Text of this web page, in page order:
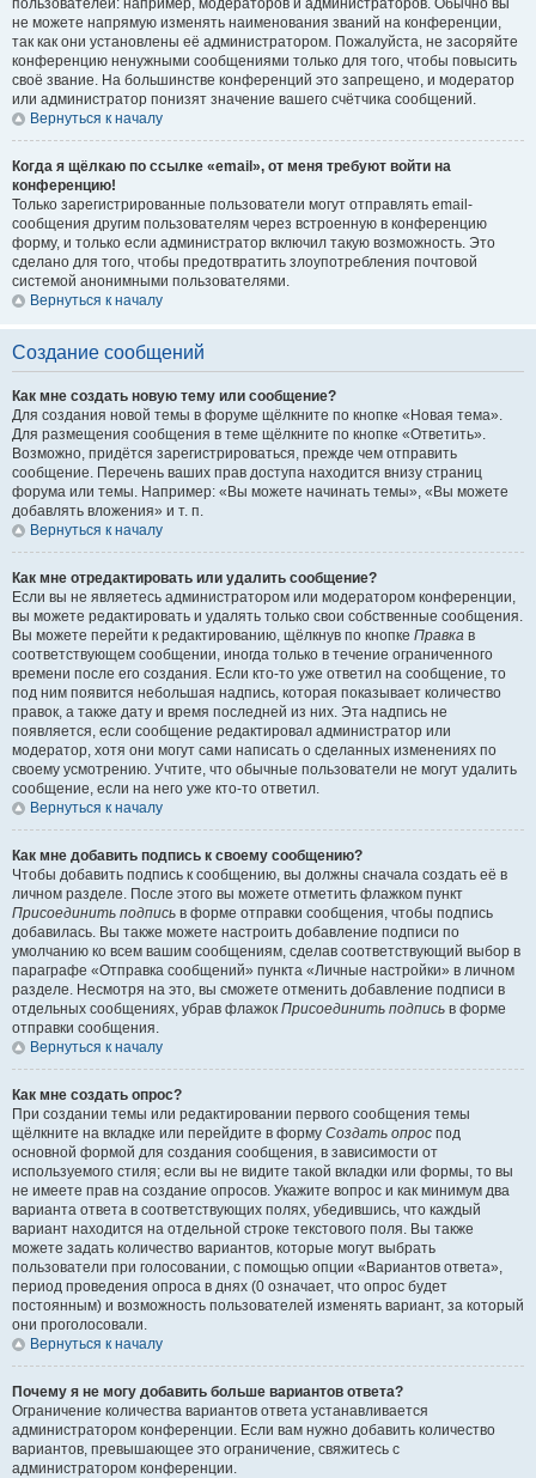
пользователей: например, модераторов и администраторов. Обычно вы
не можете напрямую изменять наименования званий на конференции,
так как они установлены её администратором. Пожалуйста, не засоряйте
конференцию ненужными сообщениями только для того, чтобы повысить
своё звание. На большинстве конференций это запрещено, и модератор
или администратор понизят значение вашего счётчика сообщений.
Вернуться к началу
Когда я щёлкаю по ссылке «email», от меня требуют войти на
конференцию!
Только зарегистрированные пользователи могут отправлять email-
сообщения другим пользователям через встроенную в конференцию
форму, и только если администратор включил такую возможность. Это
сделано для того, чтобы предотвратить злоупотребления почтовой
системой анонимными пользователями.
Вернуться к началу
Создание сообщений
Как мне создать новую тему или сообщение?
Для создания новой темы в форуме щёлкните по кнопке «Новая тема».
Для размещения сообщения в теме щёлкните по кнопке «Ответить».
Возможно, придётся зарегистрироваться, прежде чем отправить
сообщение. Перечень ваших прав доступа находится внизу страниц
форума или темы. Например: «Вы можете начинать темы», «Вы можете
добавлять вложения» и т. п.
Вернуться к началу
Как мне отредактировать или удалить сообщение?
Если вы не являетесь администратором или модератором конференции,
вы можете редактировать и удалять только свои собственные сообщения.
Вы можете перейти к редактированию, щёлкнув по кнопке Правка в
соответствующем сообщении, иногда только в течение ограниченного
времени после его создания. Если кто-то уже ответил на сообщение, то
под ним появится небольшая надпись, которая показывает количество
правок, а также дату и время последней из них. Эта надпись не
появляется, если сообщение редактировал администратор или
модератор, хотя они могут сами написать о сделанных изменениях по
своему усмотрению. Учтите, что обычные пользователи не могут удалить
сообщение, если на него уже кто-то ответил.
Вернуться к началу
Как мне добавить подпись к своему сообщению?
Чтобы добавить подпись к сообщению, вы должны сначала создать её в
личном разделе. После этого вы можете отметить флажком пункт
Присоединить подпись в форме отправки сообщения, чтобы подпись
добавилась. Вы также можете настроить добавление подписи по
умолчанию ко всем вашим сообщениям, сделав соответствующий выбор в
параграфе «Отправка сообщений» пункта «Личные настройки» в личном
разделе. Несмотря на это, вы сможете отменить добавление подписи в
отдельных сообщениях, убрав флажок Присоединить подпись в форме
отправки сообщения.
Вернуться к началу
Как мне создать опрос?
При создании темы или редактировании первого сообщения темы
щёлкните на вкладке или перейдите в форму Создать опрос под
основной формой для создания сообщения, в зависимости от
используемого стиля; если вы не видите такой вкладки или формы, то вы
не имеете прав на создание опросов. Укажите вопрос и как минимум два
варианта ответа в соответствующих полях, убедившись, что каждый
вариант находится на отдельной строке текстового поля. Вы также
можете задать количество вариантов, которые могут выбрать
пользователи при голосовании, с помощью опции «Вариантов ответа»,
период проведения опроса в днях (0 означает, что опрос будет
постоянным) и возможность пользователей изменять вариант, за который
они проголосовали.
Вернуться к началу
Почему я не могу добавить больше вариантов ответа?
Ограничение количества вариантов ответа устанавливается
администратором конференции. Если вам нужно добавить количество
вариантов, превышающее это ограничение, свяжитесь с
администратором конференции.